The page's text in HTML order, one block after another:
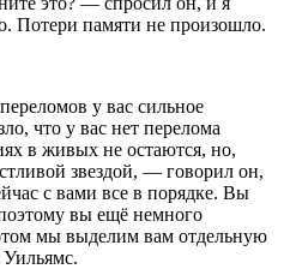
Потери памяти не произошло.
у вас сильное
что у вас нет перелома
в живых не остаются, но,
звездой, — говорил он,
с вами все в порядке. Вы
вы ещё немного
мы выделим вам отдельную
Уильямс.